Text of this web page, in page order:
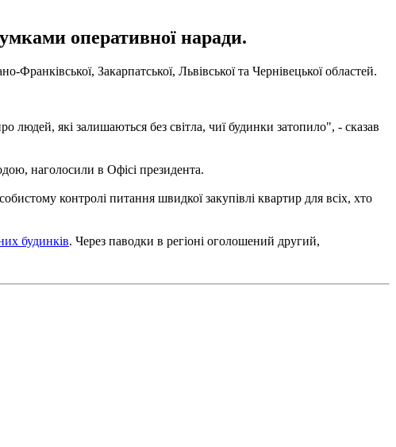
оперативної наради.
Закарпатської, Львівської та Чернівецької областей.
які залишаються без світла, чиї будинки затопило", - сказав
наголосили в Офісі президента.
контролі питання швидкої закупівлі квартир для всіх, хто
будинків. Через паводки в регіоні оголошений другий,